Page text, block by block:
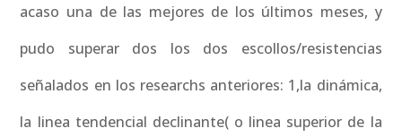
acaso una de las mejores de los últimos meses, y
pudo superar dos los dos escollos/resistencias
señalados en los researchs anteriores: 1,la dinámica,
la linea tendencial declinante( o linea superior de la